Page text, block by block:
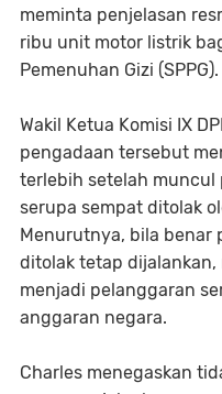
meminta penjelasan
ribu unit motor listrik
Pemenuhan Gizi (SPPG).
Wakil Ketua Komisi IX
pengadaan tersebut
terlebih setelah muncul
serupa sempat ditolak
Menurutnya, bila benar
ditolak tetap
menjadi pelanggaran
anggaran negara.
Charles menegaskan